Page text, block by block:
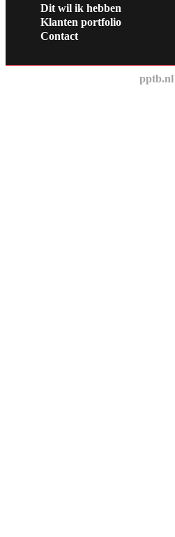
Dit wil ik hebben
Klanten portfolio
Contact
pptb.nl